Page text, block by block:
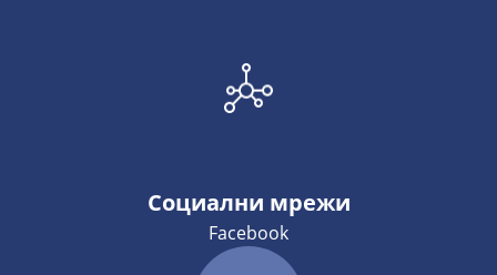
Социални мрежи
Facebook